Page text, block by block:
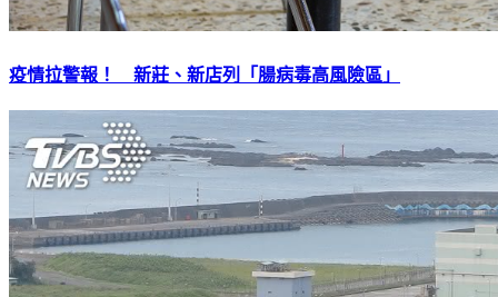
疫情拉警報！ 新莊、新店列「腸病毒高風險區」